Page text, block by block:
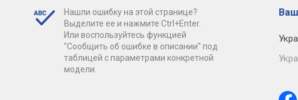
Нашли ошибку на этой странице?
Выделите ее и нажмите Ctrl+Enter.
Или воспользуйтесь функцией
"Сообщить об ошибке в описании" под
таблицей с параметрами конкретной
модели.